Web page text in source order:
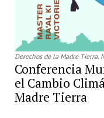
Derechos de la Madre Tierra.
Conferencia
el Cambio
Madre Tierra